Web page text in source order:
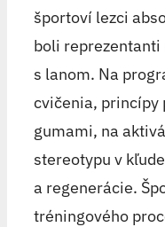
športoví lezci
boli reprezentanti
s lanom. Na
cvičenia, princípy
gumami, na
stereotypu v
a regenerácie.
tréningového